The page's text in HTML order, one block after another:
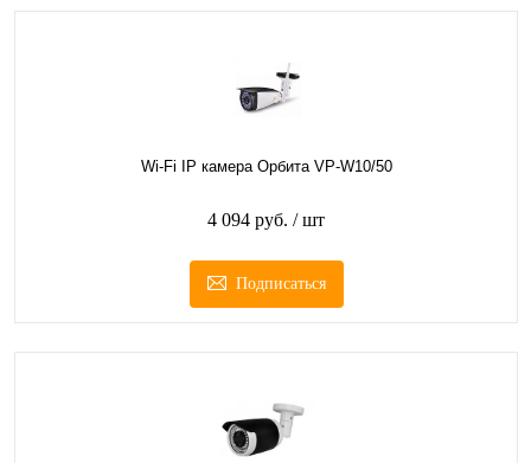
Wi-Fi IP камера Орбита VP-W10/50
4 094 руб. / шт
Подписаться